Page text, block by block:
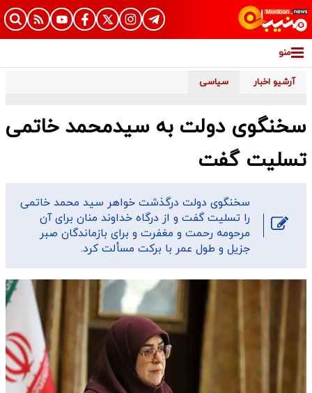
منو
آرشیو اخبار سیاسی
سخنگوی دولت به سیدمحمد خاتمی
تسلیت گفت
سخنگوی دولت درگذشت خواهر سید محمد خاتمی
را تسلیت گفت و از درگاه خداوند منان برای آن
مرحومه رحمت و مغفرت و برای بازماندگان صبر
جزیل و طول عمر با برکت مسألت کرد.